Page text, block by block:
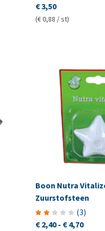
€ 3,50
(€ 0,88 / st)
Boon Nutra
Zuurstofsteen
(3)
€ 2,40- € 4,70